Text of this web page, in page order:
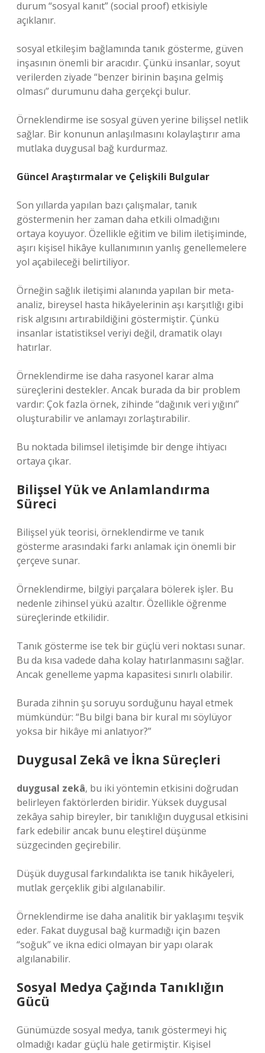
durum “sosyal kanıt” (social proof) etkisiyle
açıklanır.
sosyal etkileşim bağlamında tanık gösterme, güven
inşasının önemli bir aracıdır. Çünkü insanlar, soyut
verilerden ziyade “benzer birinin başına gelmiş
olması” durumunu daha gerçekçi bulur.
Örneklendirme ise sosyal güven yerine bilişsel netlik
sağlar. Bir konunun anlaşılmasını kolaylaştırır ama
mutlaka duygusal bağ kurdurmaz.
Güncel Araştırmalar ve Çelişkili Bulgular
Son yıllarda yapılan bazı çalışmalar, tanık
göstermenin her zaman daha etkili olmadığını
ortaya koyuyor. Özellikle eğitim ve bilim iletişiminde,
aşırı kişisel hikâye kullanımının yanlış genellemelere
yol açabileceği belirtiliyor.
Örneğin sağlık iletişimi alanında yapılan bir meta-
analiz, bireysel hasta hikâyelerinin aşı karşıtlığı gibi
risk algısını artırabildiğini göstermiştir. Çünkü
insanlar istatistiksel veriyi değil, dramatik olayı
hatırlar.
Örneklendirme ise daha rasyonel karar alma
süreçlerini destekler. Ancak burada da bir problem
vardır: Çok fazla örnek, zihinde “dağınık veri yığını”
oluşturabilir ve anlamayı zorlaştırabilir.
Bu noktada bilimsel iletişimde bir denge ihtiyacı
ortaya çıkar.
Bilişsel Yük ve Anlamlandırma
Süreci
Bilişsel yük teorisi, örneklendirme ve tanık
gösterme arasındaki farkı anlamak için önemli bir
çerçeve sunar.
Örneklendirme, bilgiyi parçalara bölerek işler. Bu
nedenle zihinsel yükü azaltır. Özellikle öğrenme
süreçlerinde etkilidir.
Tanık gösterme ise tek bir güçlü veri noktası sunar.
Bu da kısa vadede daha kolay hatırlanmasını sağlar.
Ancak genelleme yapma kapasitesi sınırlı olabilir.
Burada zihnin şu soruyu sorduğunu hayal etmek
mümkündür: “Bu bilgi bana bir kural mı söylüyor
yoksa bir hikâye mi anlatıyor?”
Duygusal Zekâ ve İkna Süreçleri
duygusal zekâ, bu iki yöntemin etkisini doğrudan
belirleyen faktörlerden biridir. Yüksek duygusal
zekâya sahip bireyler, bir tanıklığın duygusal etkisini
fark edebilir ancak bunu eleştirel düşünme
süzgecinden geçirebilir.
Düşük duygusal farkındalıkta ise tanık hikâyeleri,
mutlak gerçeklik gibi algılanabilir.
Örneklendirme ise daha analitik bir yaklaşımı teşvik
eder. Fakat duygusal bağ kurmadığı için bazen
“soğuk” ve ikna edici olmayan bir yapı olarak
algılanabilir.
Sosyal Medya Çağında Tanıklığın
Gücü
Günümüzde sosyal medya, tanık göstermeyi hiç
olmadığı kadar güçlü hale getirmiştir. Kişisel